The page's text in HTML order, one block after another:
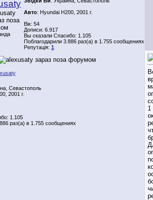
Авто: Hyundai H200, 2001 г.
Вік: 54
Дописи: 6.917
Вы сказали Спасибо: 1.105
Поблагодарили 3.886 раз(а) в 1.755 сообщениях
Репутація: 1
Севастополь
2001 г.
1.105
раз(а) в 1.755 сообщениях
1